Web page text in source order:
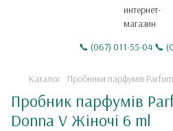
📞 (067) 011-55-04 📞
Каталог Пробники парфумiв
Пробник парфумів
Donna V Жіночі 6 ml